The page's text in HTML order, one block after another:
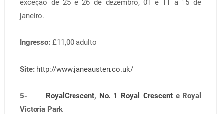
exceção de 25 e 26 de dezembro, 01 e 11 a 15 de
janeiro.
Ingresso:£11,00 adulto
Site: http://www.janeausten.co.uk/
5- RoyalCrescent, No. 1 Royal Crescente Royal
Victoria Park